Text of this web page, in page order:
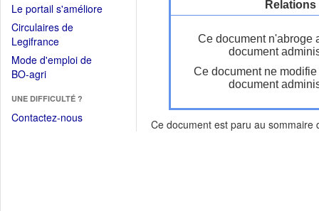
Le portail s'améliore(Fichier
Circulaires de
Legifrance(Ouvrir
dans
une
fenêtre)
Mode d'emploi de
BO-agri(Ouvrir
une
nouvelle
UNE DIFFICULTÉ ?
Contactez-nous
Ce document n'abroge
document
Ce document ne
document
Ce document est paru au sommaire